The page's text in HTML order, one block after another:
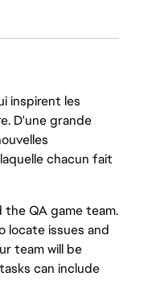
inspirent les
D'une grande
chacun fait
QA game team.
locate issues and
team will be
can include